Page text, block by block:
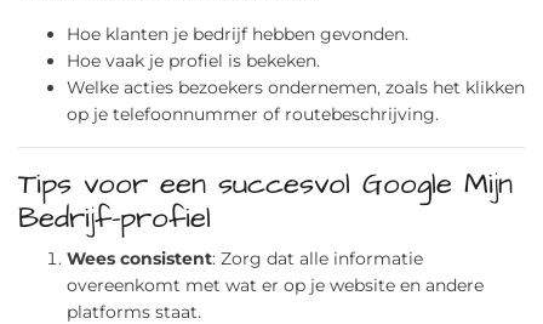
Hoe klanten je bedrijf hebben gevonden.
Hoe vaak je profiel is bekeken.
Welke acties bezoekers ondernemen, zoals het klikken
op je telefoonnummer of routebeschrijving.
Tips voor een succesvol Google Mijn
Bedrijf-profiel
Wees consistent: Zorg dat alle informatie
overeenkomt met wat er op je website en andere
platforms staat.